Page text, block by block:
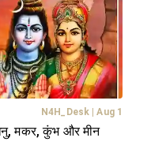
N4H_Desk | Aug 1
मकर, कुंभ और मीन